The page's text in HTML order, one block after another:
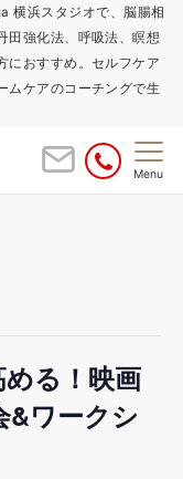
横浜スタジオで、脳腸相
田強化法、呼吸法、瞑想
におすすめ。セルフケア
ムケアのコーチングで生
Menu
る！映画
&ワークシ